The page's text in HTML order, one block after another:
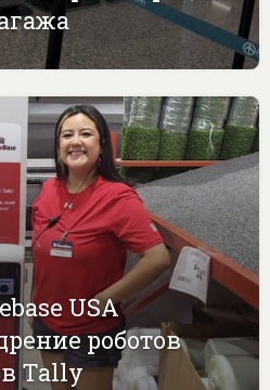
USA
роботов
Tally